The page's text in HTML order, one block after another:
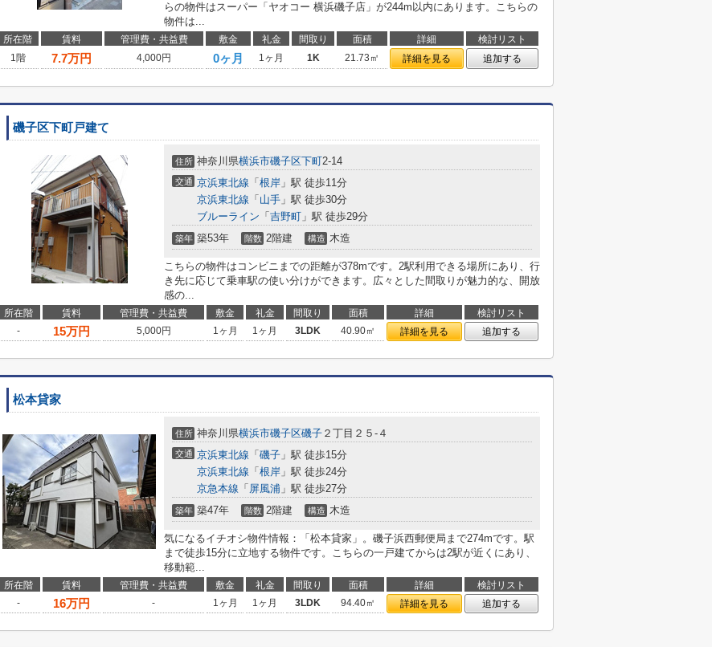
らの物件はスーパー「ヤオコー 横浜磯子店」が244m以内にあります。こちらの
物件は...
所在階 賃料 管理費・共益費 敷金 礼金 間取り 面積 詳細
検討リスト
1階
7.7万円 4,000円 0ヶ月 1ヶ月 1K 21.73㎡ 詳細を見る 追加する
磯子区下町戸建て
住所 神奈川県横浜市磯子区下町2-14
交通 京浜東北線 「 根岸 」駅 徒歩11分
京浜東北線 「 山手 」駅 徒歩30分
ブルーライン 「 吉野町 」駅 徒歩29分
築年 築53年 階数 2階建 構造 木造
こちらの物件はコンビニまでの距離が378mです。2駅利用できる場所にあり、行
き先に応じて乗車駅の使い分けができます。広々とした間取りが魅力的な、開放
感の...
所在階 賃料 管理費・共益費 敷金 礼金 間取り 面積 詳細
検討リスト
-
15万円 5,000円 1ヶ月 1ヶ月 3LDK 40.90㎡ 詳細を見る 追加する
松本貸家
住所 神奈川県横浜市磯子区磯子 ２丁目２５-４
交通 京浜東北線 「 磯子 」駅 徒歩15分
京浜東北線 「 根岸 」駅 徒歩24分
京急本線 「 屏風浦 」駅 徒歩27分
築年 築47年 階数 2階建 構造 木造
気になるイチオシ物件情報：「松本貸家」。磯子浜西郵便局まで274mです。駅
まで徒歩15分に立地する物件です。こちらの一戸建てからは2駅が近くにあり、
移動範...
所在階 賃料 管理費・共益費 敷金 礼金 間取り 面積 詳細
検討リスト
-
16万円 - 1ヶ月 1ヶ月 3LDK 94.40㎡ 詳細を見る 追加する